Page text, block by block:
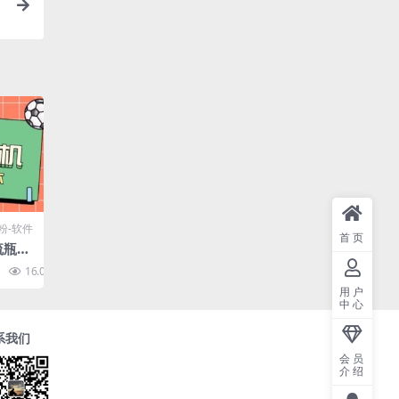
-软件
聊
，
永
16.0K
我们
首页
用户
中心
会员
介绍